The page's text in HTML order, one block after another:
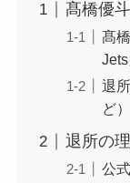
髙橋優
髙
退
ど）
退所の
公